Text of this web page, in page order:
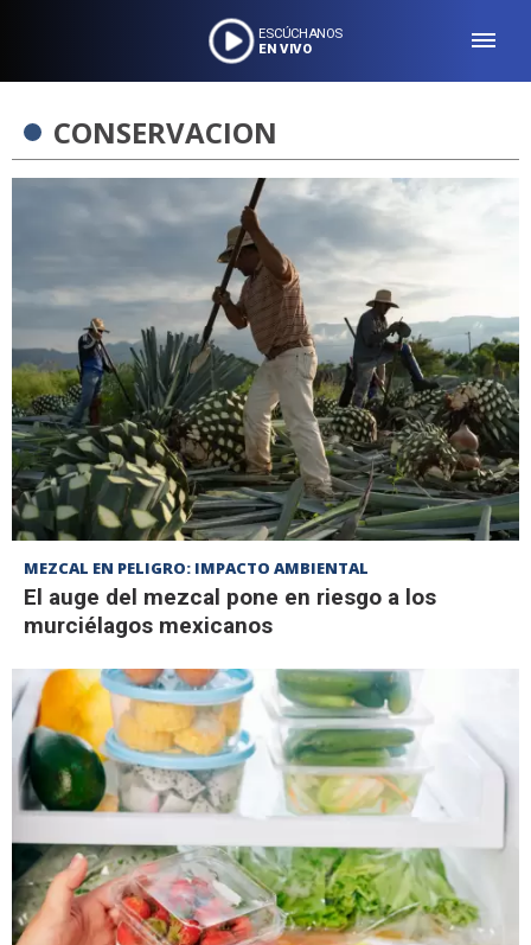
ESCÚCHANOS
EN VIVO
CONSERVACION
MEZCAL EN PELIGRO: IMPACTO AMBIENTAL
El auge del mezcal pone en riesgo a los
murciélagos mexicanos